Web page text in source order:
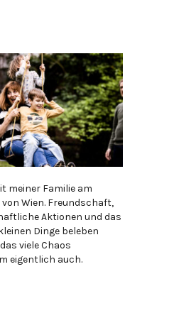
meiner Familie am
Wien. Freundschaft,
Aktionen und das
Dinge beleben
viele Chaos
eigentlich auch.